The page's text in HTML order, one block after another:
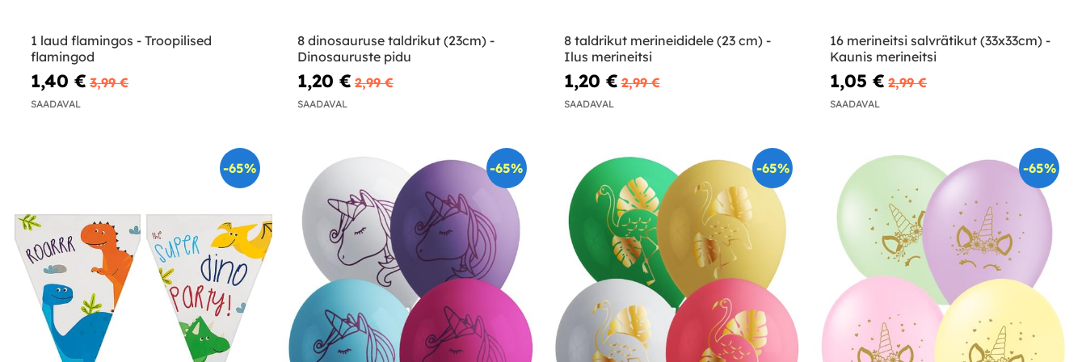
1 laud flamingos - Troopilised
flamingod
1,40 € 3,99 €
SAADAVAL
8 dinosauruse taldrikut (23cm) -
Dinosauruste pidu
1,20 € 2,99 €
SAADAVAL
8 taldrikut merineididele (23 cm) -
Ilus merineitsi
1,20 € 2,99 €
SAADAVAL
16 merineitsi salvrätikut (33x33cm) -
Kaunis merineitsi
1,05 € 2,99 €
SAADAVAL
-65% -65% -65% -65%